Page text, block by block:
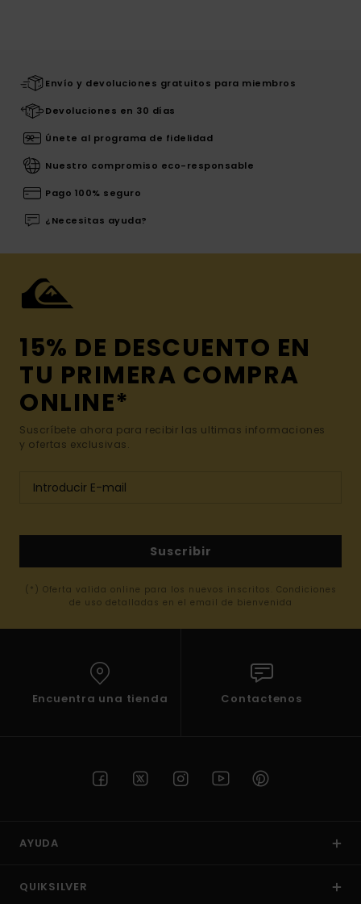
Envío y devoluciones gratuitos para miembros
Devoluciones en 30 días
Únete al programa de fidelidad
Nuestro compromiso eco-responsable
Pago 100% seguro
¿Necesitas ayuda?
15% DE DESCUENTO EN
TU PRIMERA COMPRA
ONLINE*
Suscríbete ahora para recibir las ultimas informaciones
y ofertas exclusivas.
Suscribir
(*) Oferta valida online para los nuevos inscritos. Condiciones
de uso detalladas en el email de bienvenida
Encuentra una tienda Contactenos
AYUDA
QUIKSILVER